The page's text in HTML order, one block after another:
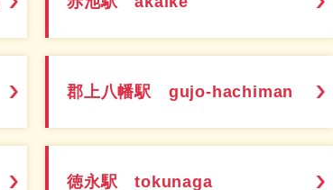
郡上八幡駅 gujo-hachiman
徳永駅 tokunaga